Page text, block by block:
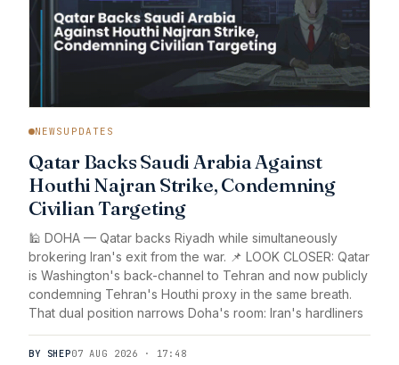
NEWSUPDATES
Qatar Backs Saudi Arabia Against
Houthi Najran Strike, Condemning
Civilian Targeting
🕌 DOHA — Qatar backs Riyadh while simultaneously
brokering Iran's exit from the war. 📌 LOOK CLOSER: Qatar
is Washington's back-channel to Tehran and now publicly
condemning Tehran's Houthi proxy in the same breath.
That dual position narrows Doha's room: Iran's hardliners
BY SHEP07 AUG 2026 · 17:48